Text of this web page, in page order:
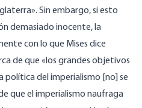
Sin embargo, si esto
demasiado inocente, la
con lo que Mises dice
de que «los grandes objetivos
política del imperialismo [no] se
que el imperialismo naufraga